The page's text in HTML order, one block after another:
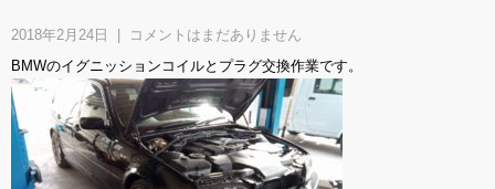
2018年2月24日
コメントはまだありません
BMWのイグニッションコイルとプラグ交換作業です。